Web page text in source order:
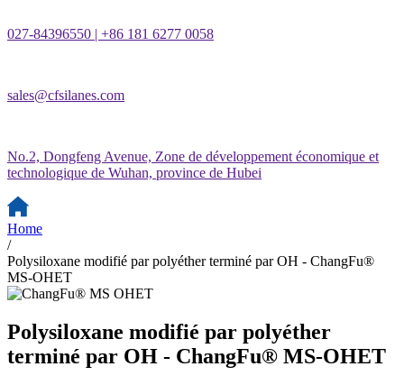
027-84396550 | +86 181 6277 0058
sales@cfsilanes.com
No.2, Dongfeng Avenue, Zone de développement économique et
technologique de Wuhan, province de Hubei
Home
/
Polysiloxane modifié par polyéther terminé par OH - ChangFu®
MS-OHET
Polysiloxane modifié par polyéther
terminé par OH - ChangFu® MS-OHET